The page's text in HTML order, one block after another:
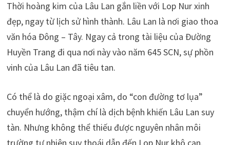
Thời hoàng kim của Lâu Lan gắn liền với Lop Nur xinh
đẹp, ngay từ lịch sử hình thành. Lâu Lan là nơi giao thoa
văn hóa Đông – Tây. Ngay cả trong tài liệu của Đường
Huyền Trang đi qua nơi này vào năm 645 SCN, sự phồn
vinh của Lâu Lan đã tiêu tan.
Có thể là do giặc ngoại xâm, do “con đường tơ lụa”
chuyển hướng, thậm chí là dịch bệnh khiến Lâu Lan suy
tàn. Nhưng không thể thiếu được nguyên nhân môi